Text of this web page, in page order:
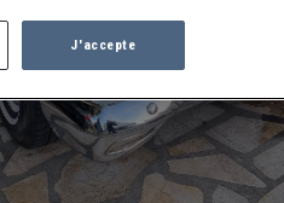
J'accepte